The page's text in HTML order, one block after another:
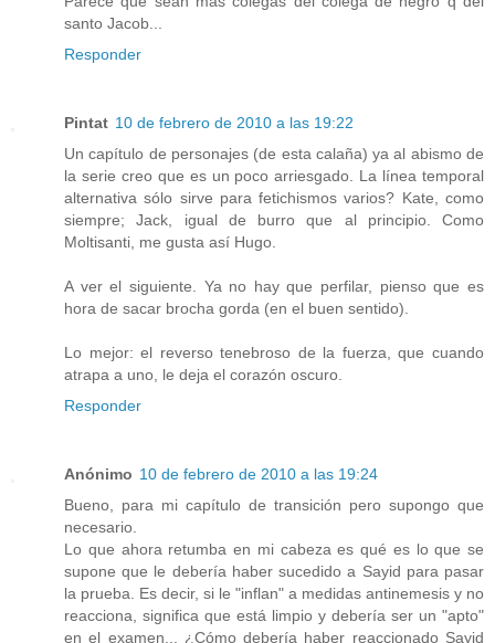
santo Jacob...
Responder
Pintat 10 de febrero de 2010 a las 19:22
Un capítulo de personajes (de esta calaña) ya al abismo de
la serie creo que es un poco arriesgado. La línea temporal
alternativa sólo sirve para fetichismos varios? Kate, como
siempre; Jack, igual de burro que al principio. Como
Moltisanti, me gusta así Hugo.
A ver el siguiente. Ya no hay que perfilar, pienso que es
hora de sacar brocha gorda (en el buen sentido).
Lo mejor: el reverso tenebroso de la fuerza, que cuando
atrapa a uno, le deja el corazón oscuro.
Responder
Anónimo 10 de febrero de 2010 a las 19:24
Bueno, para mi capítulo de transición pero supongo que
necesario.
Lo que ahora retumba en mi cabeza es qué es lo que se
supone que le debería haber sucedido a Sayid para pasar
la prueba. Es decir, si le "inflan" a medidas antinemesis y no
reacciona, significa que está limpio y debería ser un "apto"
en el examen... ¿Cómo debería haber reaccionado Sayid